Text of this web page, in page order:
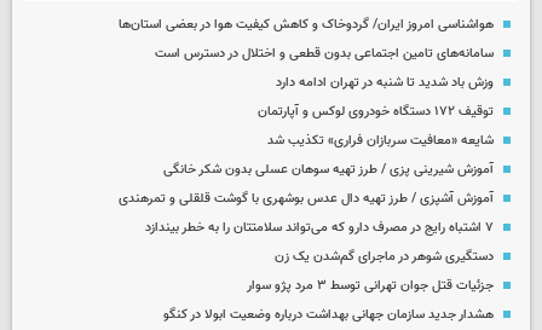
هواشناسی امروز ایران/ گردوخاک و کاهش کیفیت هوا در بعضی استان‌ها
سامانه‌های تامین اجتماعی بدون قطعی و اختلال در دسترس است
وزش باد شدید تا شنبه در تهران ادامه دارد
توقیف ۱۷۲ دستگاه خودروی لوکس و آپارتمان
شایعه «معافیت سربازان فراری» تکذیب شد
آموزش شیرینی پزی / طرز تهیه سوهان عسلی بدون شکر خانگی
آموزش آشپزی / طرز تهیه دال عدس بوشهری با گوشت قلقلی و تمرهندی
۷ اشتباه رایج در مصرف دارو که می‌تواند سلامتتان را به خطر بیندازد
دستگیری شوهر در ماجرای گم‌شدن یک زن
جزئیات قتل جوان تهرانی توسط ۳ مرد پژو سوار
هشدار جدید سازمان جهانی بهداشت درباره وضعیت ابولا در کنگو